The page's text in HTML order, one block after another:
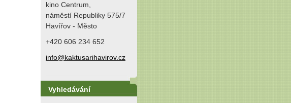
kino Centrum,
náměstí Republiky 575/7
Havířov - Město
+420 606 234 652
info@kaktusarihavirov.cz
Vyhledávání